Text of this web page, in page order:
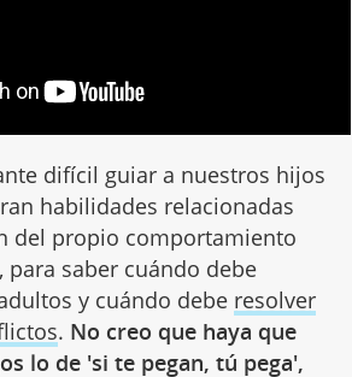
difícil guiar a nuestros hijos
habilidades relacionadas
del propio comportamiento
para saber cuándo debe
y cuándo debe resolver
. No creo que haya que
lo de 'si te pegan, tú pega',